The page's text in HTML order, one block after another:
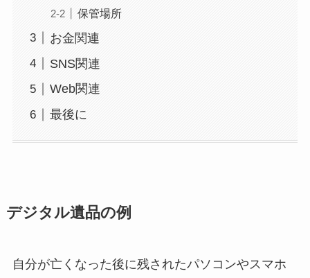
保管場所
お金関連
SNS関連
Web関連
最後に
デジタル遺品の例
自分が亡くなった後に残されたパソコンやスマホ